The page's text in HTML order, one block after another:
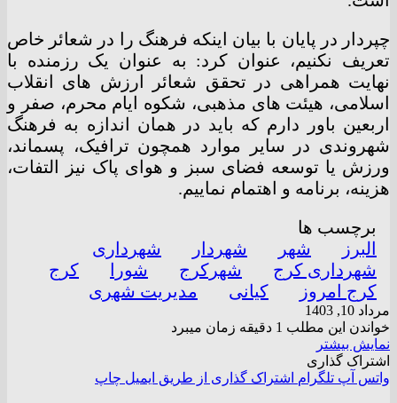
چپردار در پایان با بیان اینکه فرهنگ را در شعائر خاص
تعریف نکنیم، عنوان کرد: به عنوان یک رزمنده با
نهایت همراهی در تحقق شعائر ارزش های انقلاب
اسلامی، هیئت های مذهبی، شکوه ایام محرم، صفر و
اربعین باور دارم که باید در همان اندازه به فرهنگ
شهروندی در سایر موارد همچون ترافیک، پسماند،
ورزش یا توسعه فضای سبز و هوای پاک نیز التفات،
هزینه، برنامه و اهتمام نماییم.
برچسب ها
البرز
شهر شهردار
شهرداری
شهرداری کرج
شهرکرج شورا
کرج
کرج امروز
کیانی مدیریت شهری
مرداد 10, 1403
خواندن این مطلب 1 دقیقه زمان میبرد
نمایش بیشتر
اشتراک گذاری
واتس آپ تلگرام اشتراک گذاری از طریق ایمیل چاپ